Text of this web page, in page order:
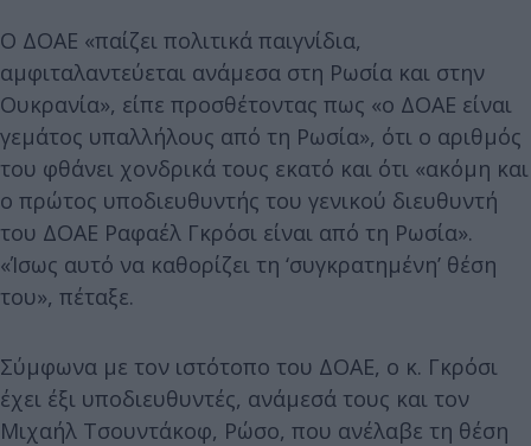
Ο ΔΟΑΕ «παίζει πολιτικά παιγνίδια,
αμφιταλαντεύεται ανάμεσα στη Ρωσία και στην
Ουκρανία», είπε προσθέτοντας πως «ο ΔΟΑΕ είναι
γεμάτος υπαλλήλους από τη Ρωσία», ότι ο αριθμός
του φθάνει χονδρικά τους εκατό και ότι «ακόμη και
ο πρώτος υποδιευθυντής του γενικού διευθυντή
του ΔΟΑΕ Ραφαέλ Γκρόσι είναι από τη Ρωσία».
«Ίσως αυτό να καθορίζει τη ‘συγκρατημένη’ θέση
του», πέταξε.
Σύμφωνα με τον ιστότοπο του ΔΟΑΕ, ο κ. Γκρόσι
έχει έξι υποδιευθυντές, ανάμεσά τους και τον
Μιχαήλ Τσουντάκοφ, Ρώσο, που ανέλαβε τη θέση